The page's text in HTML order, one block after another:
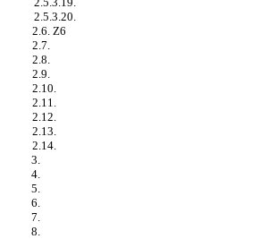
2.5.3.20.
2.6. Z6
2.7.
2.8.
2.9.
2.10.
2.11.
2.12.
2.13.
2.14.
3.
4.
5.
6.
7.
8.